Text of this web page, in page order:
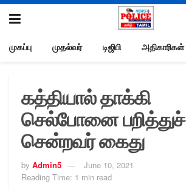
முகப்பு முதல்வர் டிஜிபி அதிகாரிகள்
கத்தியால் தாக்கி
செல்போனை பறித்துச்
சென்றவர் கைது
by Admin5
June 10, 2021
Reading Time: 1 min read